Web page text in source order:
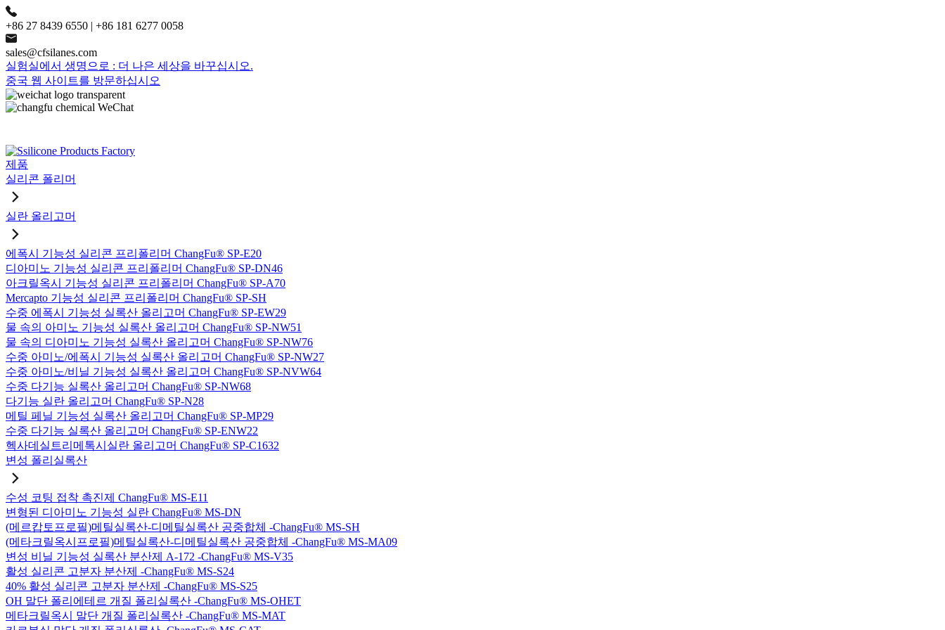
+86 27 8439 6550 | +86 181 6277 0058
sales@cfsilanes.com
실험실에서 생명으로 : 더 나은 세상을 바꾸십시오.
중국 웹 사이트를 방문하십시오
제품
실리콘 폴리머
실란 올리고머
에폭시 기능성 실리콘 프리폴리머 ChangFu® SP-E20
디아미노 기능성 실리콘 프리폴리머 ChangFu® SP-DN46
아크릴옥시 기능성 실리콘 프리폴리머 ChangFu® SP-A70
Mercapto 기능성 실리콘 프리폴리머 ChangFu® SP-SH
수중 에폭시 기능성 실록산 올리고머 ChangFu® SP-EW29
물 속의 아미노 기능성 실록산 올리고머 ChangFu® SP-NW51
물 속의 디아미노 기능성 실록산 올리고머 ChangFu® SP-NW76
수중 아미노/에폭시 기능성 실록산 올리고머 ChangFu® SP-NW27
수중 아미노/비닐 기능성 실록산 올리고머 ChangFu® SP-NVW64
수중 다기능 실록산 올리고머 ChangFu® SP-NW68
다기능 실란 올리고머 ChangFu® SP-N28
메틸 페닐 기능성 실록산 올리고머 ChangFu® SP-MP29
수중 다기능 실록산 올리고머 ChangFu® SP-ENW22
헥사데실트리메톡시실란 올리고머 ChangFu® SP-C1632
변성 폴리실록산
수성 코팅 접착 촉진제 ChangFu® MS-E11
변형된 디아미노 기능성 실란 ChangFu® MS-DN
(메르캅토프로필)메틸실록산-디메틸실록산 공중합체 -ChangFu® MS-SH
(메타크릴옥시프로필)메틸실록산-디메틸실록산 공중합체 -ChangFu® MS-MA09
변성 비닐 기능성 실록산 분산제 A-172 -ChangFu® MS-V35
활성 실리콘 고분자 분산제 -ChangFu® MS-S24
40% 활성 실리콘 고분자 분산제 -ChangFu® MS-S25
OH 말단 폴리에테르 개질 폴리실록산 -ChangFu® MS-OHET
메타크릴옥시 말단 개질 폴리실록산 -ChangFu® MS-MAT